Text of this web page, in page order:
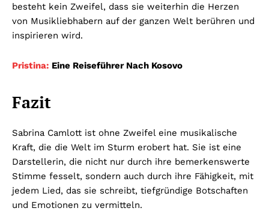
besteht kein Zweifel, dass sie weiterhin die Herzen
von Musikliebhabern auf der ganzen Welt berühren und
inspirieren wird.
Pristina: Eine Reiseführer Nach Kosovo
Fazit
Sabrina Camlott ist ohne Zweifel eine musikalische
Kraft, die die Welt im Sturm erobert hat. Sie ist eine
Darstellerin, die nicht nur durch ihre bemerkenswerte
Stimme fesselt, sondern auch durch ihre Fähigkeit, mit
jedem Lied, das sie schreibt, tiefgründige Botschaften
und Emotionen zu vermitteln.